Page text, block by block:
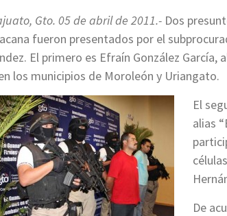
Gto. 05 de abril de 2011.- Dos
fueron presentados por el
El primero es Efraín González García,
los municipios de Moroleón y Uriangato.
El
alias
De